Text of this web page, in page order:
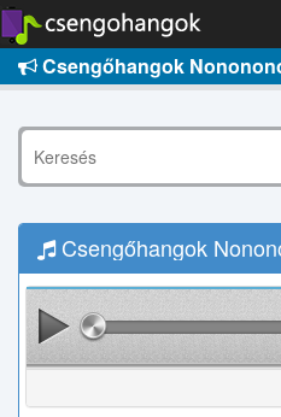
Csengőhangok
Csengőhangok